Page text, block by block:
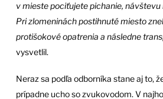
v mieste pociťujete pichanie, návštevu
Pri zlomeninách postihnuté miesto
protišokové opatrenia a následne
vysvetlil.
Neraz sa podľa odborníka stane aj to,
prípadne ucho so zvukovodom. V